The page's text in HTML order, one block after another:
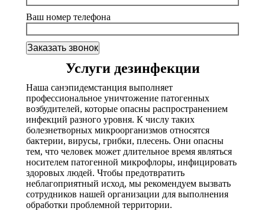
Ваш номер телефона
Услуги дезинфекции
Наша санэпидемстанция выполняет
профессиональное уничтожение патогенных
возбудителей, которые опасны распространением
инфекций разного уровня. К числу таких
болезнетворных микроорганизмов относятся
бактерии, вирусы, грибки, плесень. Они опасны
тем, что человек может длительное время являться
носителем патогенной микрофлоры, инфицировать
здоровых людей. Чтобы предотвратить
неблагоприятный исход, мы рекомендуем вызвать
сотрудников нашей организации для выполнения
обработки проблемной территории.